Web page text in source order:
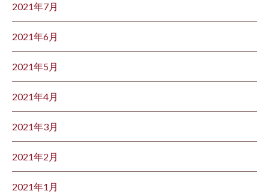
2021年7月
2021年6月
2021年5月
2021年4月
2021年3月
2021年2月
2021年1月